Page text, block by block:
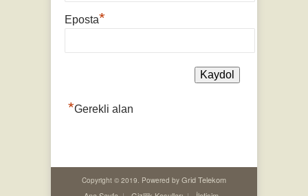
Eposta*
*Gerekli alan
Copyright © 2019. Powered by Grid Telekom